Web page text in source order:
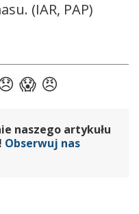
(IAR, PAP)
naszego artykułu
Obserwuj nas